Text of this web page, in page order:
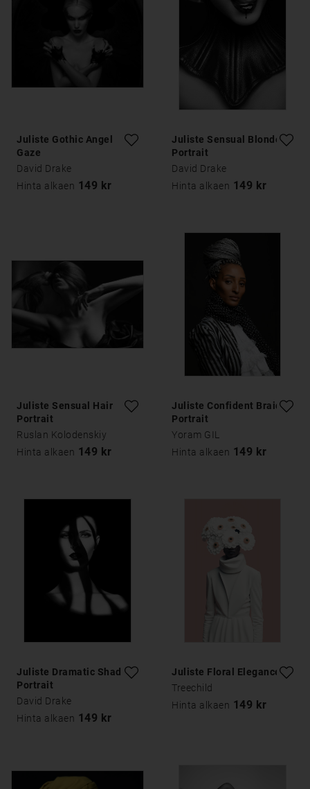
Juliste Gothic Angel
Gaze
David Drake
Hinta alkaen 149 kr
Juliste Sensual Blonde
Portrait
David Drake
Hinta alkaen 149 kr
Juliste Sensual Hair
Portrait
Ruslan Kolodenskiy
Hinta alkaen 149 kr
Juliste Confident Braided
Portrait
Yoram GIL
Hinta alkaen 149 kr
Juliste Dramatic Shadow
Portrait
David Drake
Hinta alkaen 149 kr
Juliste Floral Elegance
Treechild
Hinta alkaen 149 kr